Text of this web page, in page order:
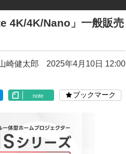
4K/4K/Nano」一般販売
崎健太郎 2025年4月10日 12:00
note ブックマーク